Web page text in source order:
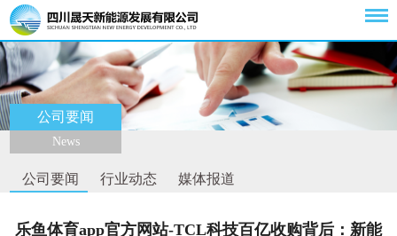
公司要闻
News
公司要闻 行业动态 媒体报道
乐鱼体育app官方网站-TCL科技百亿收购背后：新能